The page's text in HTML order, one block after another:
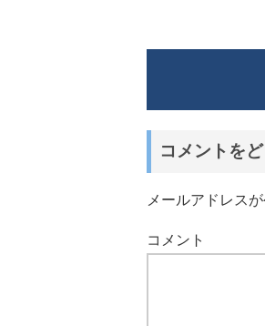
コメントを
メールアドレス
コメント